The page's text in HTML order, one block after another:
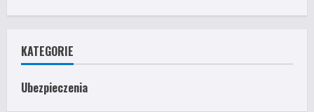
KATEGORIE
Ubezpieczenia